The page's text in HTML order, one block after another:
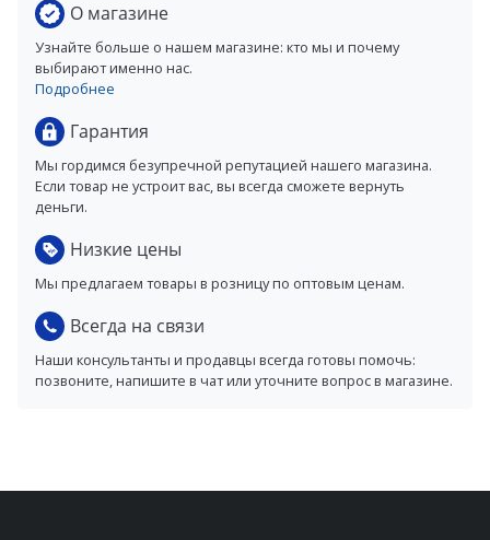
О магазине
Узнайте больше о нашем магазине: кто мы и почему
выбирают именно нас.
Подробнее
Гарантия
Мы гордимся безупречной репутацией нашего магазина.
Если товар не устроит вас, вы всегда сможете вернуть
деньги.
Низкие цены
Мы предлагаем товары в розницу по оптовым ценам.
Всегда на связи
Наши консультанты и продавцы всегда готовы помочь:
позвоните, напишите в чат или уточните вопрос в магазине.